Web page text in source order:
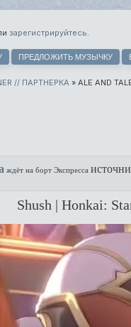
ПРЕДЛОЖИТЬ МУЗЫЧКУ
зарегистрируйтесь.
// ПАРТНЕРКА » ALE AND
ждёт на борт Экспресса
Shush | Honkai: